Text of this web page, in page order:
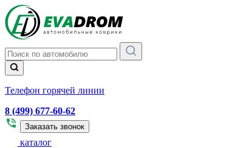
Телефон горячей линии
8 (499) 677-60-62
Заказать звонок
каталог